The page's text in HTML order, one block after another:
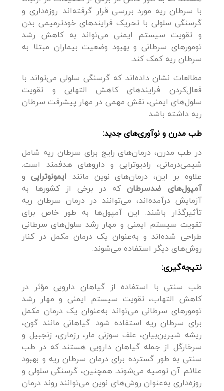
با سرطان ریه مورد بررسی قرار گرفته‌اند. روزه‌داری و
گرسنگی سلولی با تحریک فرایندهای خودترمیمی بدن
و تقویت سیستم ایمنی می‌تواند به کاهش رشد
تومورهای سرطانی و بهبود وضعیت بیماران مبتلا به
سرطان ریه کمک کند.
مطالعات نشان داده‌اند که گرسنگی سلولی می‌تواند با
فعال‌کردن فرایندهای کاهش التهابی و تقویت
سلول‌های ایمنی، نقش مهمی در مهار پیشرفت سرطان
ریه داشته باشد.
طب مدرن و نوآوری‌های جدید:
در طب مدرن، درمان‌های رایج برای سرطان ریه شامل
شیمی‌درمانی، رادیوتراپی و داروهای هدفمند است.
علاوه بر این، درمان‌های نوین مانند ایمونوتراپیو
آمپول‌های ضدسرطانکه در برخی از کشورها به
آزمایش درآمده‌اند، می‌توانند در درمان سرطان ریه
تأثیرگذار باشند. این آمپول‌ها به طور خاص برای
تقویت سیستم ایمنی و مهار رشد سلول‌های سرطانی
طراحی شده‌اند و به‌عنوان یک درمان مکمل در کنار
روش‌های دیگر استفاده می‌شوند.
نتیجه‌گیری:
طب سنتی با استفاده از گیاهان دارویی مؤثر در
کاهش التهاب، تقویت سیستم ایمنی و مهار رشد
تومورهای سرطانی می‌تواند به‌عنوان یک درمان مکمل
برای سرطان ریه استفاده شود. گیاهانی مانند گون،
ریشه شیرین‌بیان، علف سوزنی مار، رزماری، زنجبیل و
سرخارگل از جمله گیاهان دارویی هستند که در طب
سنتی به طور گسترده برای درمان سرطان ریه و بهبود
علائم آن توصیه می‌شوند. همچنین، گرسنگی سلولی و
روزه‌داری به‌عنوان روش‌های نوین می‌توانند روند درمان